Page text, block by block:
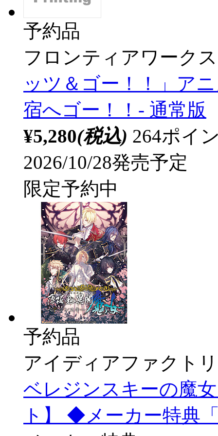
予約品
フロンティアワークス
ッツ＆ゴー！！」ア
宿へゴー！！- 通常版
¥5,280(税込) 264ポイ
2026/10/28発売予定
限定予約中
予約品
アイディアファクト
ベレジンスキーの魔
ト】 ◆メーカー特典